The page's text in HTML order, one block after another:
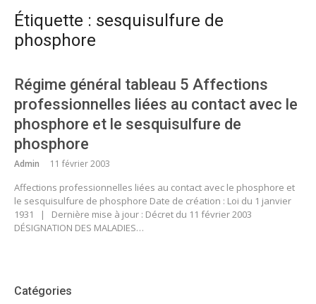
Étiquette : sesquisulfure de
phosphore
Régime général tableau 5 Affections
professionnelles liées au contact avec le
phosphore et le sesquisulfure de
phosphore
Admin 11 février 2003
Affections professionnelles liées au contact avec le phosphore et
le sesquisulfure de phosphore Date de création : Loi du 1 janvier
1931 | Dernière mise à jour : Décret du 11 février 2003
DÉSIGNATION DES MALADIES…
Catégories